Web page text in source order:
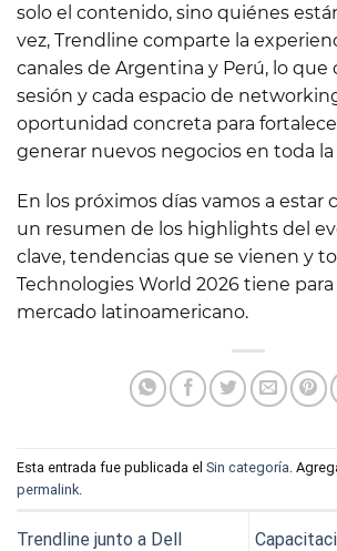
solo el contenido, sino quiénes
vez, Trendline comparte la
canales de Argentina y Perú, lo que
sesión y cada espacio de
oportunidad concreta para
generar nuevos negocios en toda
En los próximos días vamos a
un resumen de los highlights del
clave, tendencias que se vienen y
Technologies World 2026 tiene para
mercado latinoamericano.
Esta entrada fue publicada el Sin categoría .
permalink
Trendline junto a Dell